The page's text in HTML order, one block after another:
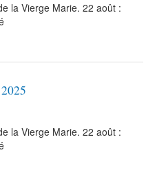
la Vierge Marie. 22 août :
la Vierge Marie. 22 août :